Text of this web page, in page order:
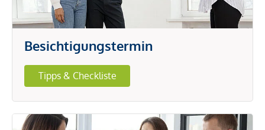
Besichtigungstermin
Tipps & Checkliste